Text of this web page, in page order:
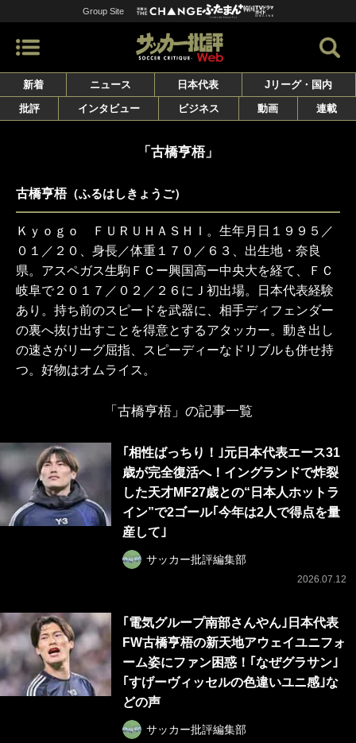
Group Site
新着 ニュース 日本代表
Jリーグ・国内
批評
インタビュー ビジネス 動画 連載
「古橋亨梧」
古橋亨梧（ふるはしきょうご）
Ｋｙｏｇｏ ＦＵＲＵＨＡＳＨＩ。生年月日１９９５／
０１／２０、身長／体重１７０／６３、出生地・奈良
県。アスペガス生駒ＦＣー興国高ー中央大を経て、ＦＣ
岐阜で２０１７／０２／２６にＪ初出場。日本代表経験
あり。持ち前のスピードを武器に、相手ディフェンダー
の裏へ抜け出すことを得意とするアタッカー。動き出し
の速さがリーグ屈指、スピーディーなドリブルも併せ持
つ。好物はオムライス。
「古橋亨梧」の記事一覧
｢相性ばっちり！｣元日本代表エース31
歳が完全復活へ！イングランドで炸裂
した天才MF27歳との“日本人ホットラ
イン”で2ゴール｢今年は2人で得点を量
産して｣
サッカー批評編集部
2026.07.12
｢電気グループ南部さんやん｣日本代表
FW古橋亨梧の新天地アウェイユニフォ
ーム姿にファン困惑！｢なぜグラサン｣
｢すげーヴィッセルの色違いユニ感｣な
どの声
サッカー批評編集部